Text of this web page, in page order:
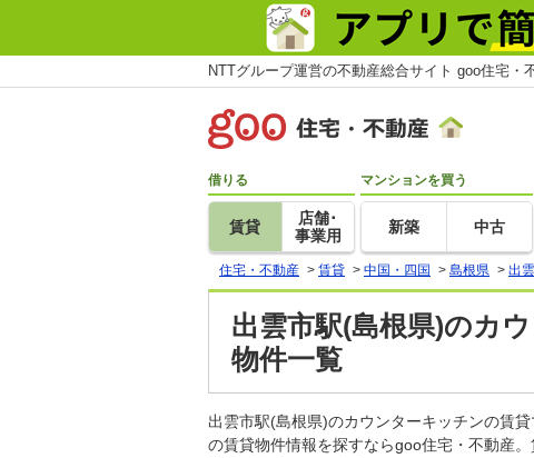
NTTグループ運営の不動産総合サイト goo住宅・
借りる
賃貸
店舗･
事業用
マンションを買う
新築 中古
住宅・不動産 > 賃貸 > 中国・四国 > 島根県 > 出
出雲市駅(島根県)のカ
物件一覧
出雲市駅(島根県)のカウンターキッチンの賃
の賃貸物件情報を探すならgoo住宅・不動産